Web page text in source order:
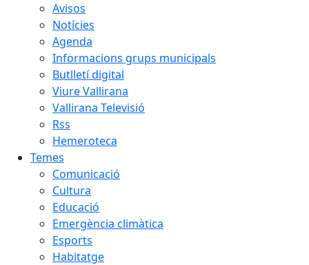
Avisos
Notícies
Agenda
Informacions grups municipals
Butlletí digital
Viure Vallirana
Vallirana Televisió
Rss
Hemeroteca
Temes
Comunicació
Cultura
Educació
Emergència climàtica
Esports
Habitatge